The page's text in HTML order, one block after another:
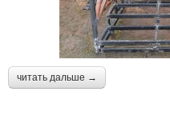
читать дальше →